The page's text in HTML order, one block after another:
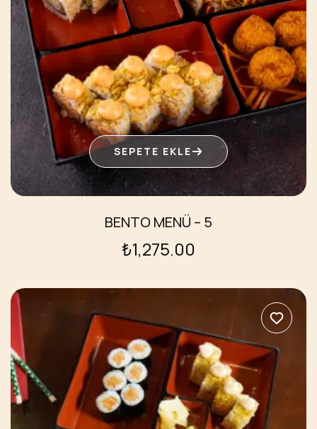
SEPETE EKLE
BENTO MENÜ – 5
₺1,275.00